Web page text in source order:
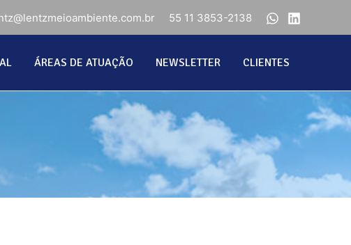
55 11 3853-2138
ÁREAS DE ATUAÇÃO NEWSLETTER CLIENTES